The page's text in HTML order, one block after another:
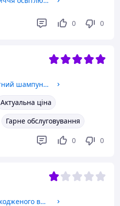
0 0
Кератиновий безсульфатний шампунь Lador Keratin LPP Shampoo 150 ml
Актуальна ціна
Гарне обслуговування
0 0
Маска для сухого та пошкодженого волосся Karseell Maca Essence Repair Collagen Hair Mask 500 ml